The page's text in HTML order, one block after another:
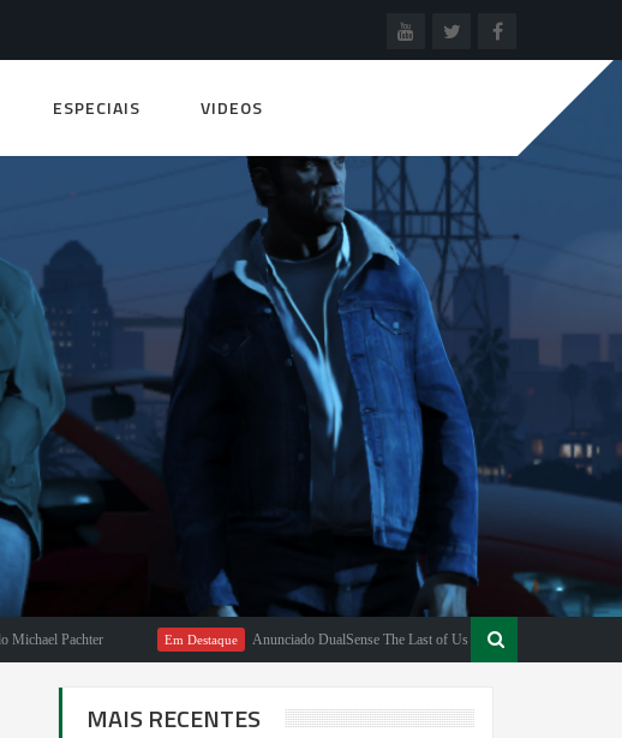
ESPECIAIS VIDEOS
Pachter Em Destaque Anunciado DualSense The Last of Us Limited Edition
MAIS RECENTES